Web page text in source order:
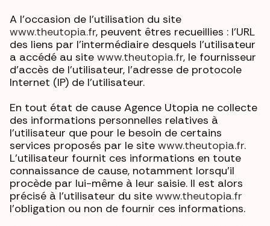
A l'occasion de l'utilisation du site
www.theutopia.fr, peuvent êtres recueillies : l'URL
des liens par l'intermédiaire desquels l'utilisateur
a accédé au site www.theutopia.fr, le fournisseur
d'accès de l'utilisateur, l'adresse de protocole
Internet (IP) de l'utilisateur.
En tout état de cause Agence Utopia ne collecte
des informations personnelles relatives à
l'utilisateur que pour le besoin de certains
services proposés par le site www.theutopia.fr.
L'utilisateur fournit ces informations en toute
connaissance de cause, notamment lorsqu'il
procède par lui-même à leur saisie. Il est alors
précisé à l'utilisateur du site www.theutopia.fr
l’obligation ou non de fournir ces informations.